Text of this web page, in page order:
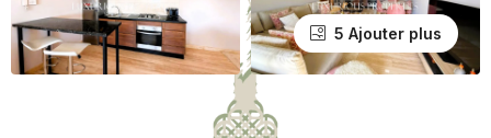
5 Ajouter plus